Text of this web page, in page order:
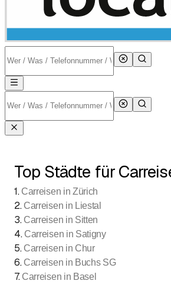
Top Städte für
1. Carreisen in Zürich
2. Carreisen in Liestal
3. Carreisen in Sitten
4. Carreisen in Satigny
5. Carreisen in Chur
6. Carreisen in Buchs SG
7. Carreisen in Basel